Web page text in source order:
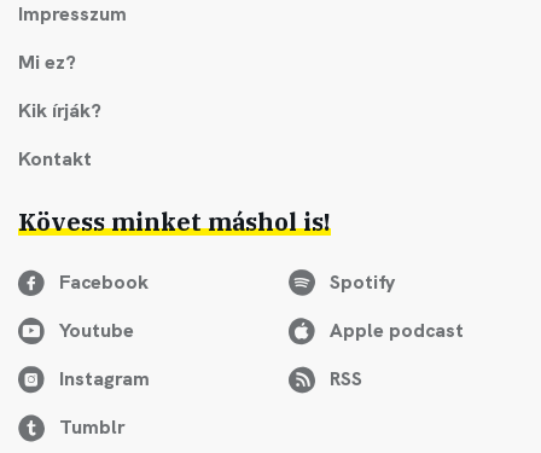
Impresszum
Mi ez?
Kik írják?
Kontakt
Kövess minket máshol is!
Facebook
Youtube
Instagram
Tumblr
Spotify
Apple podcast
RSS